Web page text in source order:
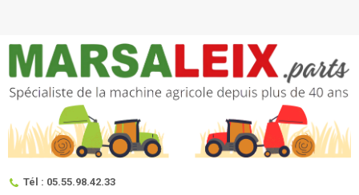
Tél : 05.55.98.42.33